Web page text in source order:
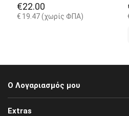
€22.00
€ 19.47 (χωρίς ΦΠΑ)
Ο Λογαριασμός μου
Extras